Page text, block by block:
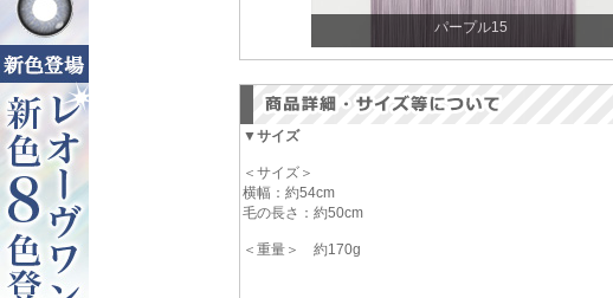
パープル15
▼サイズ
＜サイズ＞
横幅：約54cm
毛の長さ：約50cm
＜重量＞ 約170g